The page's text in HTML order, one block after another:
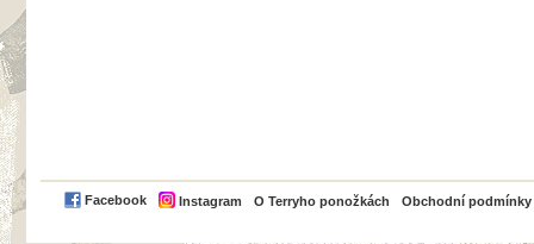
Facebook Instagram O Terryho ponožkách Obchodní podmínky
PayPal